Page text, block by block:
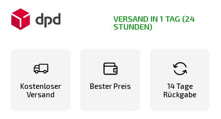
VERSAND IN 1 TAG (24
STUNDEN)
Kostenloser
Versand
Bester Preis
14 Tage
Rückgabe